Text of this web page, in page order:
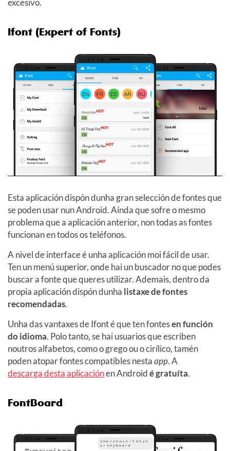
Ifont (Expert of Fonts)
Esta aplicación dispón dunha gran selección de fontes que
se poden usar nun Android. Aínda que sofre o mesmo
problema que a aplicación anterior, non todas as fontes
funcionan en todos os teléfonos.
A nivel de interface é unha aplicación moi fácil de usar.
Ten un menú superior, onde hai un buscador no que podes
buscar a fonte que queres utilizar. Ademais, dentro da
propia aplicación dispón dunha listaxe de fontes
recomendadas.
Unha das vantaxes de Ifont é que ten fontesen función
do idioma. Polo tanto, se hai usuarios que escriben
noutros alfabetos, como o grego ou o cirílico, tamén
poden atopar fontes compatibles nestaapp. A
descarga desta aplicaciónen Androidé gratuíta.
FontBoard